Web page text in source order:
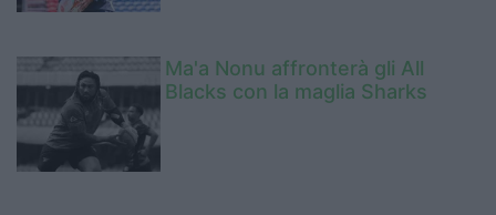
Ma'a Nonu affronterà gli All
Blacks con la maglia Sharks